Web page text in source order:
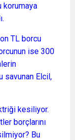
korumaya
TL borcu
ise 300
savunan Elcil,
kesiliyor.
borçlarını
Bu